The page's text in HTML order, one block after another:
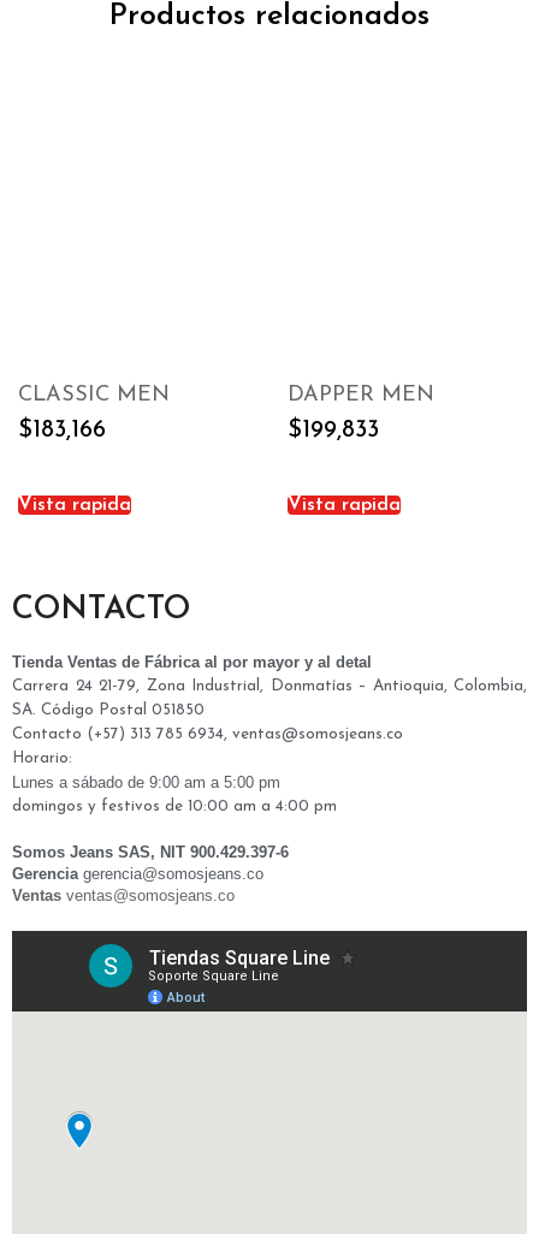
Productos relacionados
SELECT
CLASSIC MEN
$183,166
Vista rapida
SELECT
DAPPER MEN
$199,833
Vista rapida
CONTACTO
Tienda Ventas de Fábrica al por mayor y al detal
Carrera 24 21-79, Zona Industrial, Donmatías – Antioquia, Colombia,
SA. Código Postal 051850
Contacto (+57) 313 785 6934, ventas@somosjeans.co
Horario:
Lunes a sábado de 9:00 am a 5:00 pm
domingos y festivos de 10:00 am a 4:00 pm
Somos Jeans SAS, NIT 900.429.397-6
Gerencia gerencia@somosjeans.co
Ventas ventas@somosjeans.co